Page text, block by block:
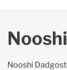
Nooshi